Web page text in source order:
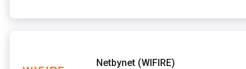
Netbynet (WIFIRE)